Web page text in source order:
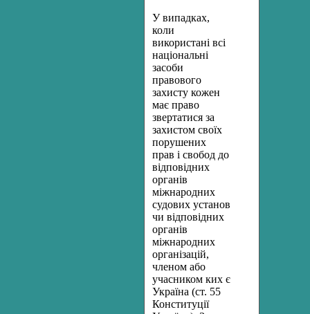
У випадках,
коли
використані всі
національні
засоби
правового
захисту кожен
має право
звертатися за
захистом своїх
порушених
прав і свобод до
відповідних
органів
міжнародних
судових установ
чи відповідних
органів
міжнародних
організацій,
членом або
учасником ких є
Україна (ст. 55
Конституції